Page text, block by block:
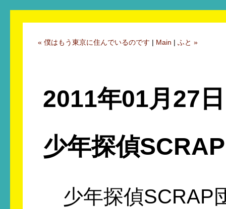
« 僕はもう東京に住んでいるのです | Main | ふと »
2011年01月27日
少年探偵
少年探偵SCRAP